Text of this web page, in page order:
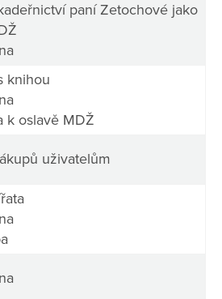
paní Zetochové jako
knihou
k oslavě MDŽ
uživatelům